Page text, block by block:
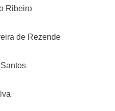
Ribeiro
de Rezende